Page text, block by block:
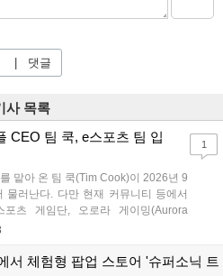
댓글
사 목록
CEO 팀 쿡, e스포츠 팀 입
맡아 온 팀 쿡(Tim Cook)이 2026년 9
물러난다. 다만 현재 커뮤니티 등에서
츠 게임단, 오로라 게이밍(Aurora
게이밍은 자사의 X(구 트위터)를 통해
한 것처럼 이미지를 꾸몄는데 해당 이
1
서 체험형 팝업 스토어 '슈퍼소닉 트